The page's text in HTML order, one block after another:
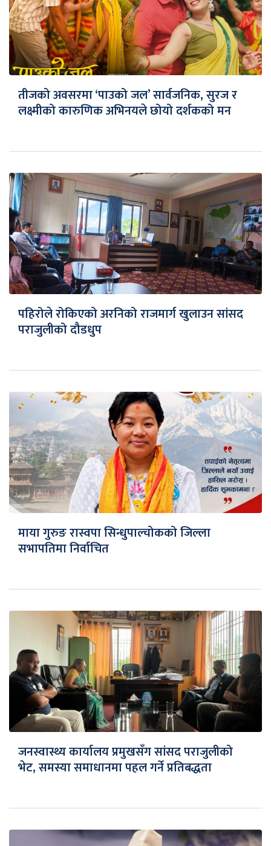
तीजको अवसरमा ‘पाउको जल’ सार्वजनिक, सुरज र
लक्ष्मीको कारुणिक अभिनयले छोयो दर्शकको मन
पहिरोले रोकिएको अरनिको राजमार्ग खुलाउन सांसद
पराजुलीको दौडधुप
माया गुरुङ रास्वपा सिन्धुपाल्चोकको जिल्ला
सभापतिमा निर्वाचित
जनस्वास्थ्य कार्यालय प्रमुखसँग सांसद पराजुलीको
भेट, समस्या समाधानमा पहल गर्ने प्रतिबद्धता